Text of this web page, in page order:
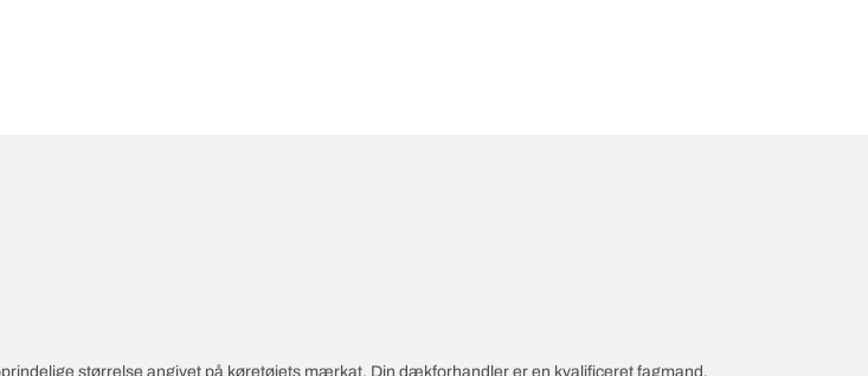
størrelse angivet på køretøjets mærkat. Din dækforhandler er en kvalificeret fagmand,